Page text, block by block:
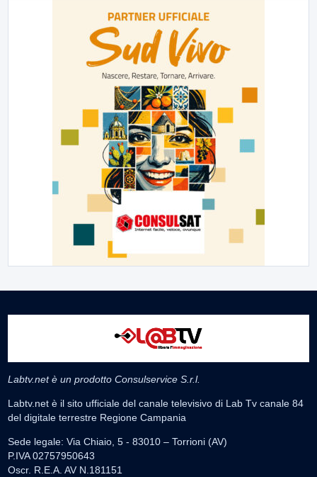
Labtv.net è un prodotto Consulservice S.r.l.
Labtv.net è il sito ufficiale del canale televisivo di Lab Tv canale 84
del digitale terrestre Regione Campania
Sede legale: Via Chiaio, 5 - 83010 – Torrioni (AV)
P.IVA 02757950643
Oscr. R.E.A. AV N.181151